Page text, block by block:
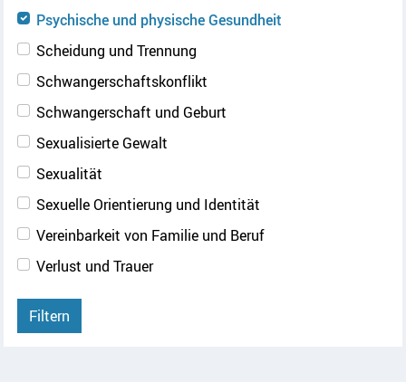
Psychische und physische Gesundheit
Scheidung und Trennung
Schwangerschaftskonflikt
Schwangerschaft und Geburt
Sexualisierte Gewalt
Sexualität
Sexuelle Orientierung und Identität
Vereinbarkeit von Familie und Beruf
Verlust und Trauer
Filtern